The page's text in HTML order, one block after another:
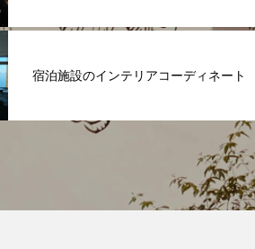
宿泊施設のインテリアコーディネート